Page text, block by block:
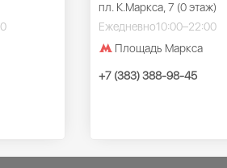
пл. К.Маркса, 7 (0 этаж)
Ежедневно10:00–22:00
Площадь Маркса
+7 (383) 388-98-45